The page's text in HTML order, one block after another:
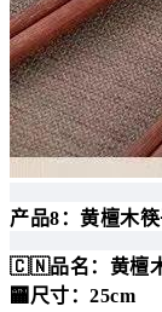
产品8：黄檀木
🇨🇳品名：黄檀
🏧尺寸：25cm